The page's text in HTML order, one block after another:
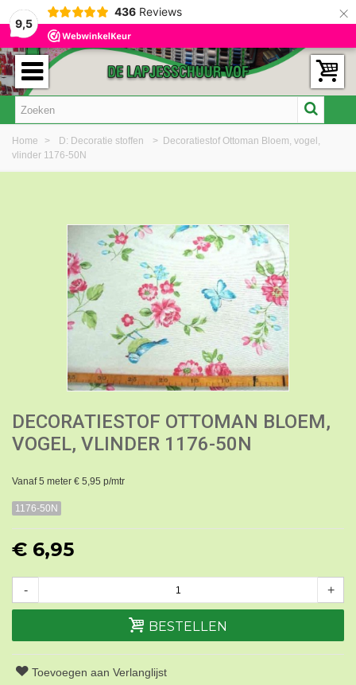
9,5
436 Reviews ×
Home > D: Decoratie stoffen > Decoratiestof Ottoman Bloem, vogel,
vlinder 1176-50N
DECORATIESTOF OTTOMAN BLOEM,
VOGEL, VLINDER 1176-50N
Vanaf 5 meter € 5,95 p/mtr
1176-50N
€ 6,95
- +
BESTELLEN
Toevoegen aan Verlanglijst